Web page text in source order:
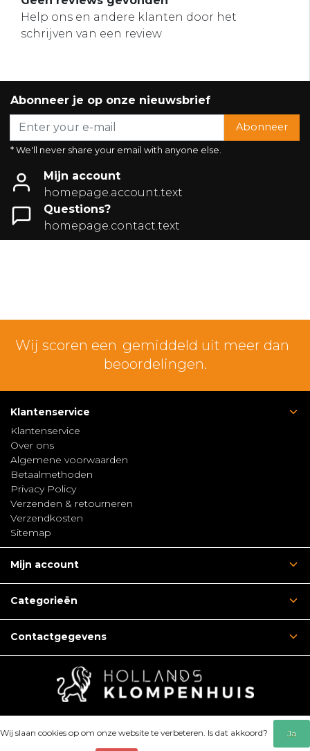
Help ons en andere klanten door het
schrijven van een review
Abonneer je op onze nieuwsbrief
Abonneer
* We'll never share your email with anyone else.
Mijn account
homepage.account.text
Questions?
homepage.contact.text
Wij scoren een gemiddeld uit meer dan
beoordelingen.
Klantenservice
Klantenservice
Over ons
Algemene voorwaarden
Betaalmethoden
Privacy Policy
Verzenden & retourneren
Verzendkosten
Sitemap
Mijn account
Categorieën
Contactgegevens
Wij slaan cookies op om onze website te verbeteren. Is dat akkoord? Ja